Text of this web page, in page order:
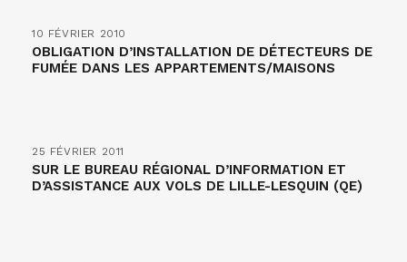
10 FÉVRIER 2010
OBLIGATION D’INSTALLATION DE DÉTECTEURS DE
FUMÉE DANS LES APPARTEMENTS/MAISONS
25 FÉVRIER 2011
SUR LE BUREAU RÉGIONAL D’INFORMATION ET
D’ASSISTANCE AUX VOLS DE LILLE-LESQUIN (QE)